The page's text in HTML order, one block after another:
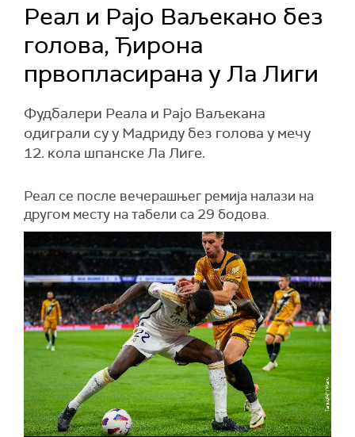
Реал и Рајо Ваљекано без
голова, Ђирона
првопласирана у Ла Лиги
Фудбалери Реала и Рајо Ваљекана
одиграли су у Мадриду без голова у мечу
12. кола шпанске Ла Лиге.
Реал се после вечерашњег ремија налази на
другом месту на табели са 29 бодова.